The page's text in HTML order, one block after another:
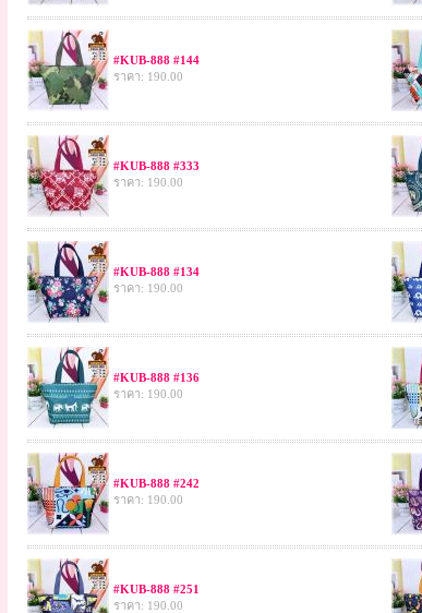
#KUB-888 #144
ราคา: 190.00
#KUB-888 #333
ราคา: 190.00
#KUB-888 #134
ราคา: 190.00
#KUB-888 #136
ราคา: 190.00
#KUB-888 #242
ราคา: 190.00
#KUB-888 #251
ราคา: 190.00